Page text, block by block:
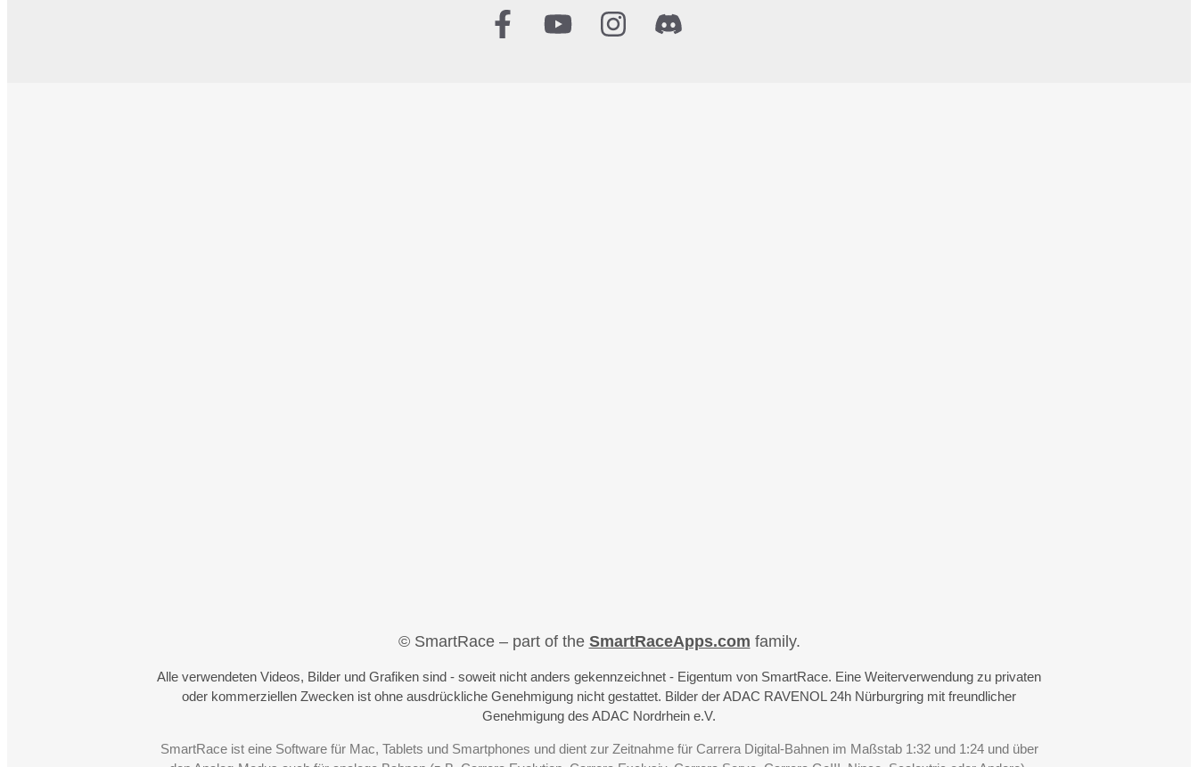
© SmartRace – part of the SmartRaceApps.com family.
Alle verwendeten Videos, Bilder und Grafiken sind - soweit nicht anders gekennzeichnet - Eigentum von SmartRace. Eine Weiterverwendung zu privaten
oder kommerziellen Zwecken ist ohne ausdrückliche Genehmigung nicht gestattet. Bilder der ADAC RAVENOL 24h Nürburgring mit freundlicher
Genehmigung des ADAC Nordrhein e.V.
SmartRace ist eine Software für Mac, Tablets und Smartphones und dient zur Zeitnahme für Carrera Digital-Bahnen im Maßstab 1:32 und 1:24 und über